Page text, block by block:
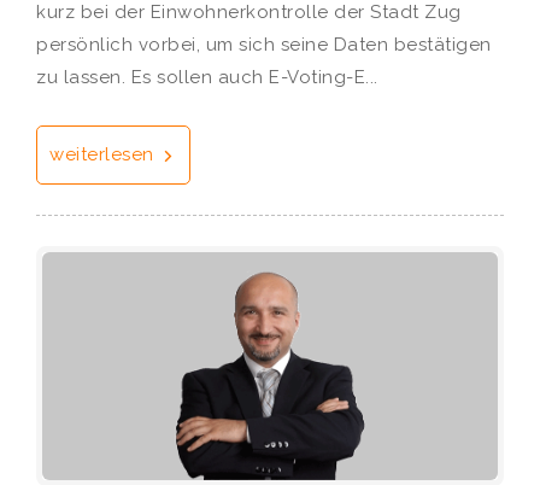
kurz bei der Einwohnerkontrolle der Stadt Zug
persönlich vorbei, um sich seine Daten bestätigen
zu lassen. Es sollen auch E-Voting-E...
weiterlesen